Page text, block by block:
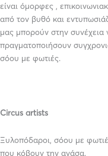
είναι όμορφες ,
από τον βυθό και
μας μπορούν στην
πραγματοποιήσουν
σόου με φωτιές.
Circus artists
Ξυλοπόδαροι, σόου με
που κόβουν την ανάσα.